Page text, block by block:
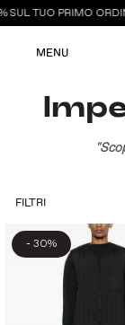
TUO PRIMO
MENU
FILTRI
- 30%